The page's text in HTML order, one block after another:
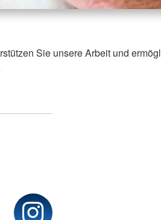
Sie unsere Arbeit und